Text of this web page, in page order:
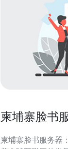
柬埔寨脸书
柬埔寨脸书服务器